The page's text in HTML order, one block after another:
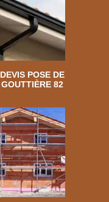
DEVIS POSE DE
GOUTTIÈRE 82